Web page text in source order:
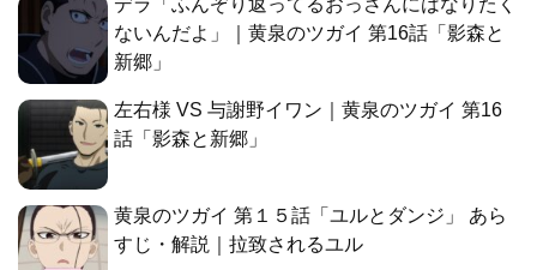
デラ「ふんぞり返ってるおっさんにはなりたく
ないんだよ」｜黄泉のツガイ 第16話「影森と
新郷」
左右様 VS 与謝野イワン｜黄泉のツガイ 第16
話「影森と新郷」
黄泉のツガイ 第１５話「ユルとダンジ」 あら
すじ・解説｜拉致されるユル